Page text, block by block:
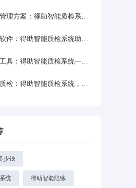
方案：得助智能质检系统助力信...
：得助智能质检系统助力保险企...
：得助智能质检系统——助力信...
：得助智能质检系统，为证券行...
少钱
统 得助智能陪练